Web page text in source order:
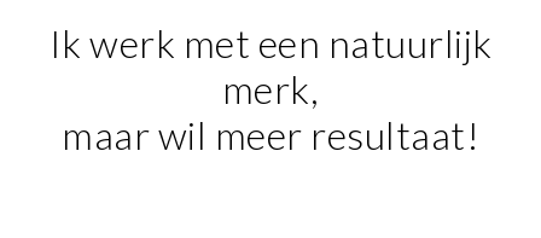
Ik werk met een natuurlijk
merk,
maar wil meer resultaat!